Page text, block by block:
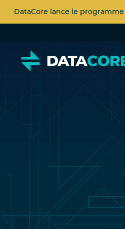
DataCore lance le